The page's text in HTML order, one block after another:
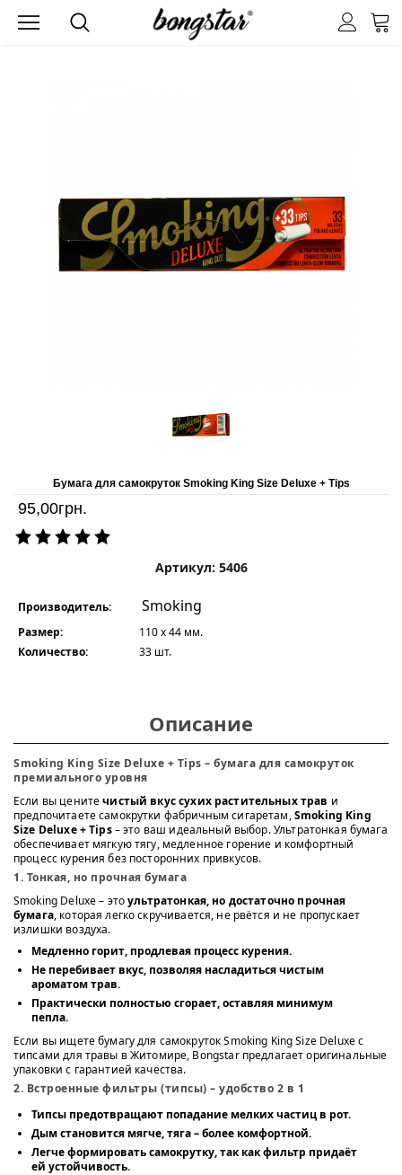
Бумага для самокруток Smoking King Size Deluxe + Tips
95,00грн.
Артикул: 5406
Производитель: Smoking
Размер:
110 x 44 мм.
Количество:
33 шт.
Описание
Smoking King Size Deluxe + Tips – бумага для самокруток
премиального уровня
Если вы ценитечистый вкус сухих растительных трав и
предпочитаете самокрутки фабричным сигаретам,Smoking King
Size Deluxe + Tips– это ваш идеальный выбор. Ультратонкая бумага
обеспечивает мягкую тягу, медленное горение и комфортный
процесс курения без посторонних привкусов.
1. Тонкая, но прочная бумага
Smoking Deluxe – этоультратонкая, но достаточно прочная
бумага, которая легко скручивается, не рвётся и не пропускает
излишки воздуха.
Медленно горит, продлевая процесс курения.
Не перебивает вкус, позволяя насладиться чистым
ароматом трав.
Практически полностью сгорает, оставляя минимум
пепла.
Если вы ищете бумагу для самокруток Smoking King Size Deluxe с
типсами для травы в Житомире, Bongstar предлагает оригинальные
упаковки с гарантией качества.
2. Встроенные фильтры (типсы) – удобство 2 в 1
Типсы предотвращают попадание мелких частицв рот.
Дым становится мягче, тяга – более комфортной.
Легче формировать самокрутку, так как фильтр придаёт
ей устойчивость.